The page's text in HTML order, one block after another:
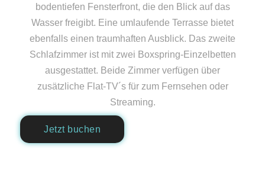
bodentiefen Fensterfront, die den Blick auf das
Wasser freigibt. Eine umlaufende Terrasse bietet
ebenfalls einen traumhaften Ausblick. Das zweite
Schlafzimmer ist mit zwei Boxspring-Einzelbetten
ausgestattet. Beide Zimmer verfügen über
zusätzliche Flat-TV´s für zum Fernsehen oder
Streaming.
Jetzt buchen